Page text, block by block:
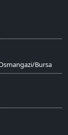
Bursa